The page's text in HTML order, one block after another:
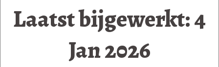
Laatst bijgewerkt: 4
Jan 2026